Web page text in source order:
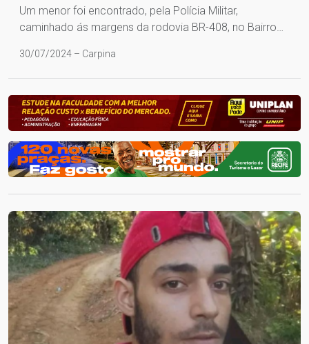
Um menor foi encontrado, pela Polícia Militar,
caminhado ás margens da rodovia BR-408, no Bairro…
30/07/2024 – Carpina